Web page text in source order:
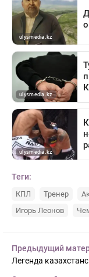
Теги:
КПЛ Тренер
Игорь Леонов
Предыдущий
Легенда